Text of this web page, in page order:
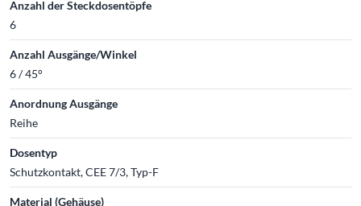
Anzahl der Steckdosentöpfe
6
Anzahl Ausgänge/Winkel
6 / 45°
Anordnung Ausgänge
Reihe
Dosentyp
Schutzkontakt, CEE 7/3, Typ-F
Material (Gehäuse)